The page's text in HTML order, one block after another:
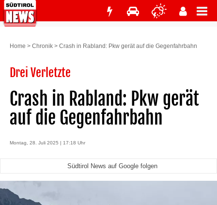
Home > Chronik > Crash in Rabland: Pkw gerät auf die Gegenfahrbahn
Drei Verletzte
Crash in Rabland: Pkw gerät
auf die Gegenfahrbahn
Montag, 28. Juli 2025 | 17:18 Uhr
Südtirol News auf Google folgen